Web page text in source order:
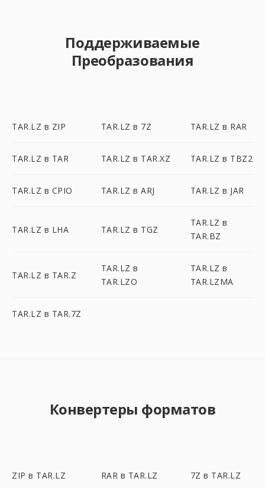
Поддерживаемые
Преобразования
TAR.LZ в ZIP TAR.LZ в 7Z TAR.LZ в RAR
TAR.LZ в TAR TAR.LZ в TAR.XZ TAR.LZ в TBZ2
TAR.LZ в CPIO TAR.LZ в ARJ TAR.LZ в JAR
TAR.LZ в LHA TAR.LZ в TGZ
TAR.LZ в
TAR.BZ
TAR.LZ в TAR.Z
TAR.LZ в
TAR.LZO
TAR.LZ в
TAR.LZMA
TAR.LZ в TAR.7Z
Конвертеры форматов
ZIP в TAR.LZ RAR в TAR.LZ 7Z в TAR.LZ